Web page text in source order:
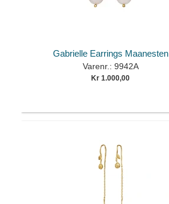
Gabrielle Earrings Maanesten
Varenr.: 9942A
Kr 1.000,00